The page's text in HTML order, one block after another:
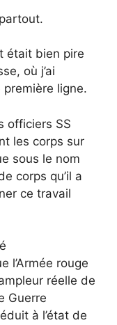
était bien pire
où j’ai
ligne.
officiers SS
les corps sur
sous le nom
corps qu’il a
ce travail
l’Armée rouge
réelle de
Guerre
à l’état de